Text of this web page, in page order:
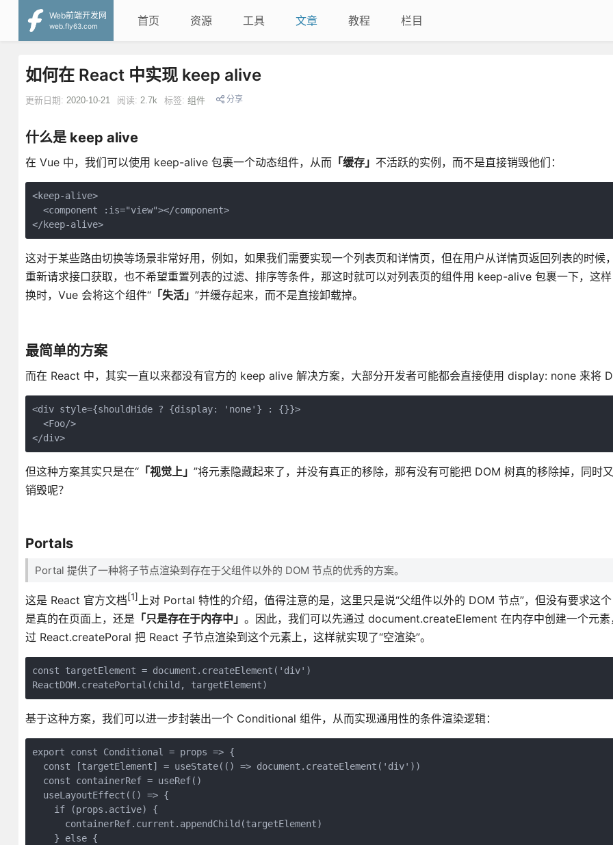
Web前端开发网
web.fly63.com
首页 资源 工具 文章 教程 栏目
如何在 React 中实现 keep alive
更新日期: 2020-10-21 阅读: 2.7k 标签: 组件 分享
什么是 keep alive
在 Vue 中，我们可以使用 keep-alive 包裹一个动态组件，从而「缓存」 不活跃的实例，而不是直接销毁他们：
<keep-alive>
<component :is="view"></component>
</keep-alive>
这对于某些路由切换等场景非常好用，例如，如果我们需要实现一个列表页和详情页，但在用户从详情页返回列表的时候
重新请求接口获取，也不希望重置列表的过滤、排序等条件，那这时就可以对列表页的组件用 keep-alive 包裹一下，这
换时，Vue 会将这个组件“「失活」 ”并缓存起来，而不是直接卸载掉。
最简单的方案
而在 React 中，其实一直以来都没有官方的 keep alive 解决方案，大部分开发者可能都会直接使用 display: none 来将
<div style={shouldHide ? {display: 'none'} : {}}>
<Foo/>
</div>
但这种方案其实只是在“「视觉上」 ”将元素隐藏起来了，并没有真正的移除，那有没有可能把 DOM 树真的移除掉，同时
销毁呢？
Portals
Portal 提供了一种将子节点渲染到存在于父组件以外的 DOM 节点的优秀的方案。
这是 React 官方文档[1] 上对 Portal 特性的介绍，值得注意的是，这里只是说“父组件以外的 DOM 节点”，但没有要求这
是真的在页面上，还是 「只是存在于内存中」 。因此，我们可以先通过 document.createElement 在内存中创建一个元素
过 React.createPoral 把 React 子节点渲染到这个元素上，这样就实现了“空渲染”。
const targetElement = document.createElement('div')
ReactDOM.createPortal(child, targetElement)
基于这种方案，我们可以进一步封装出一个 Conditional 组件，从而实现通用性的条件渲染逻辑：
export const Conditional = props => {
const [targetElement] = useState(() => document.createElement('div'))
const containerRef = useRef()
useLayoutEffect(() => {
if (props.active) {
containerRef.current.appendChild(targetElement)
} else {